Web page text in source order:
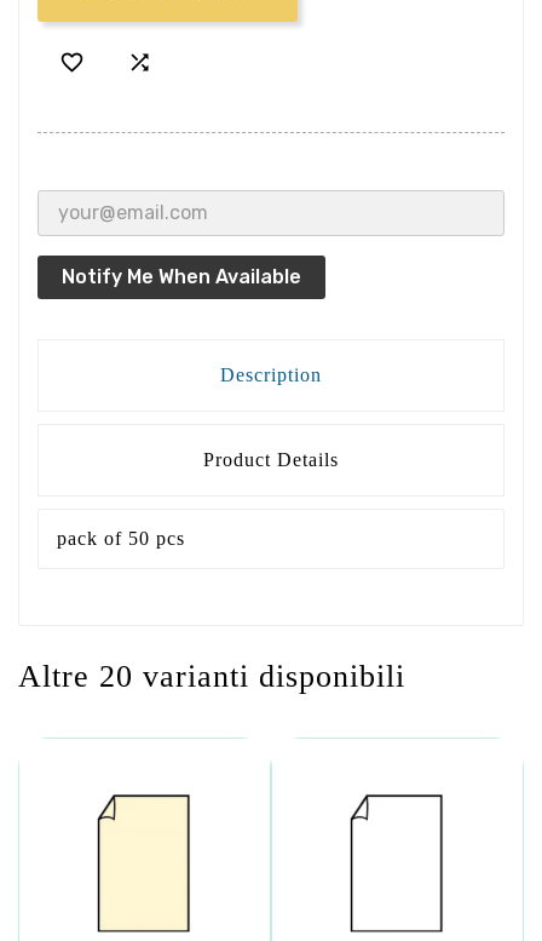
 
Notify Me When Available
Description
Product Details
pack of 50 pcs
Altre 20 varianti disponibili